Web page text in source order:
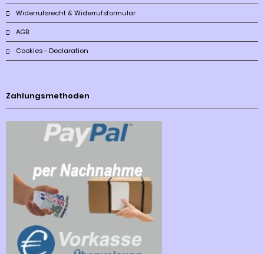
Widerrufsrecht & Widerrufsformular
AGB
Cookies - Declaration
Zahlungsmethoden